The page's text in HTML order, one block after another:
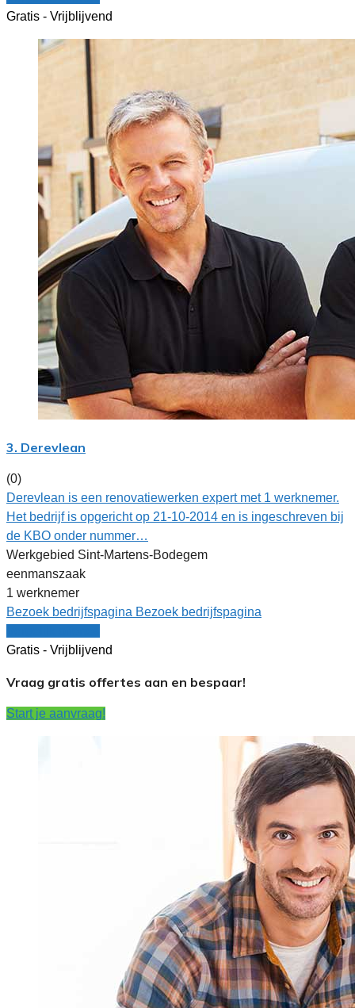
Gratis - Vrijblijvend
3. Derevlean
(0)
Derevlean is een renovatiewerken expert met 1 werknemer.
Het bedrijf is opgericht op 21-10-2014 en is ingeschreven bij
de KBO onder nummer…
Werkgebied Sint-Martens-Bodegem
eenmanszaak
1 werknemer
Bezoek bedrijfspagina Bezoek bedrijfspagina
Gratis - Vrijblijvend
Vraag gratis offertes aan en bespaar!
Start je aanvraag!